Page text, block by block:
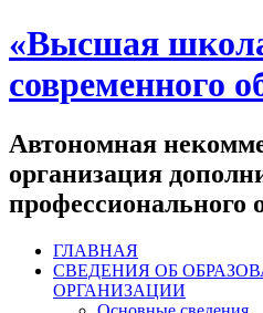
«Высшая
современного
Автономная
организация
профессионального
ГЛАВНАЯ
СВЕДЕНИЯ ОБ
ОРГАНИЗАЦИИ